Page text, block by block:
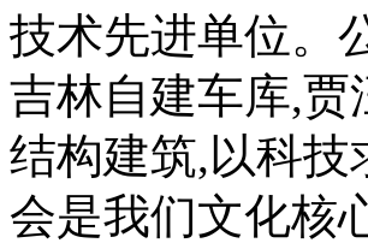
技术先进单位。
吉林自建车库,贾
结构建筑,以科
会是我们文化核